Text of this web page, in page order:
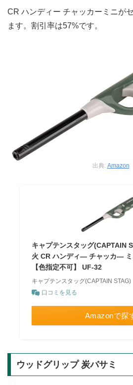
CR ハンディー チャッカーミニが
ます。割引率は57%です。
出典: Amazon
キャプテンスタッグ(CAPTAIN
火 CR ハンディ― チャッカ― ミ
【色指定不可】 UF-32
キャプテンスタッグ(CAPTAIN STAG)
口コミを見る
Amazonで探
ウッドグリップ 炭バサミ